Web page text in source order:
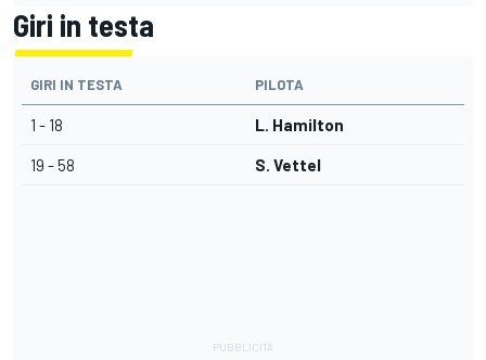
Giri in testa
GIRI IN TESTA PILOTA
1 - 18 L. Hamilton
19 - 58 S. Vettel